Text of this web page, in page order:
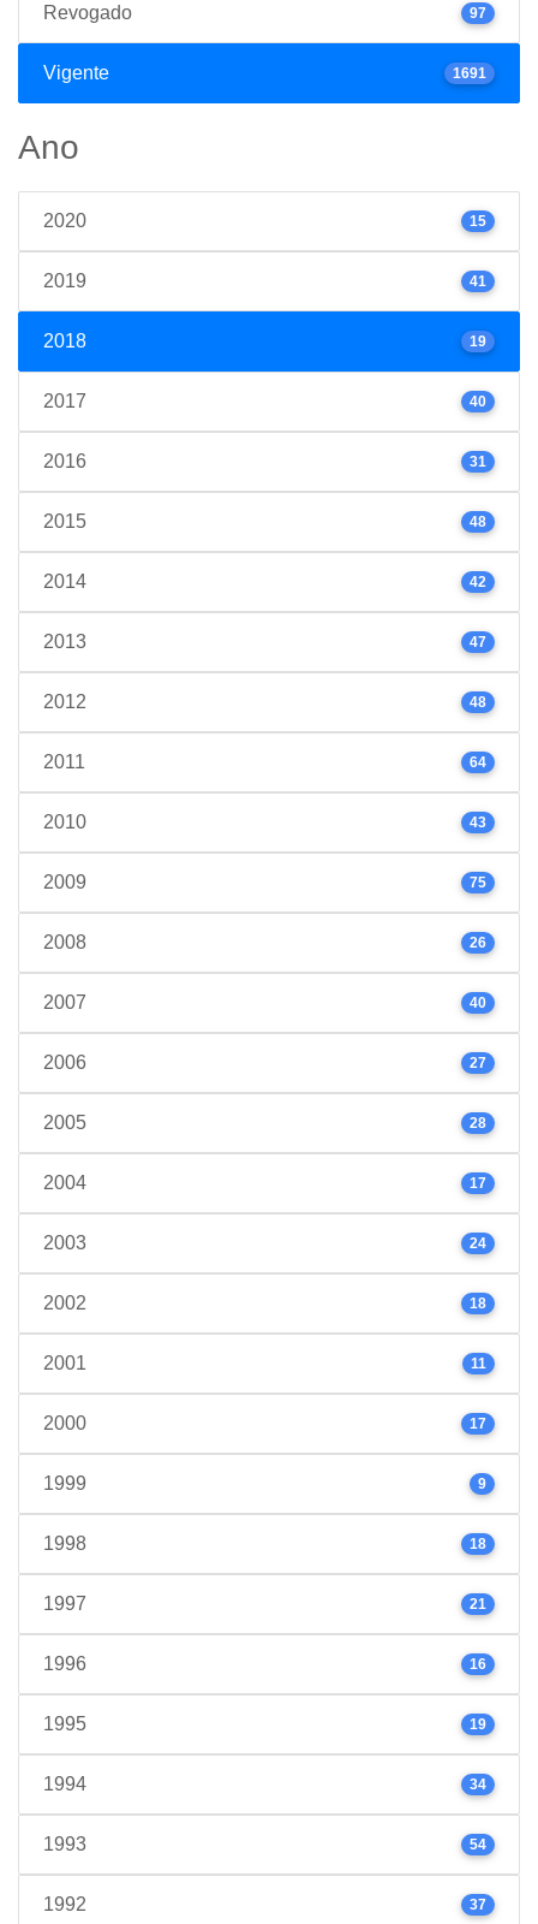
Revogado 97
Vigente 1691
Ano
2020 15
2019 41
2018 19
2017 40
2016 31
2015 48
2014 42
2013 47
2012 48
2011 64
2010 43
2009 75
2008 26
2007 40
2006 27
2005 28
2004 17
2003 24
2002 18
2001 11
2000 17
1999 9
1998 18
1997 21
1996 16
1995 19
1994 34
1993 54
1992 37